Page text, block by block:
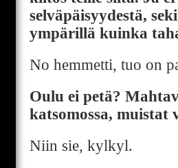
selväpäisyydestä,
ympärillä kuinka
No hemmetti, tuo on
Oulu ei petä?
katsomossa, muistat
Niin sie, kylkyl.